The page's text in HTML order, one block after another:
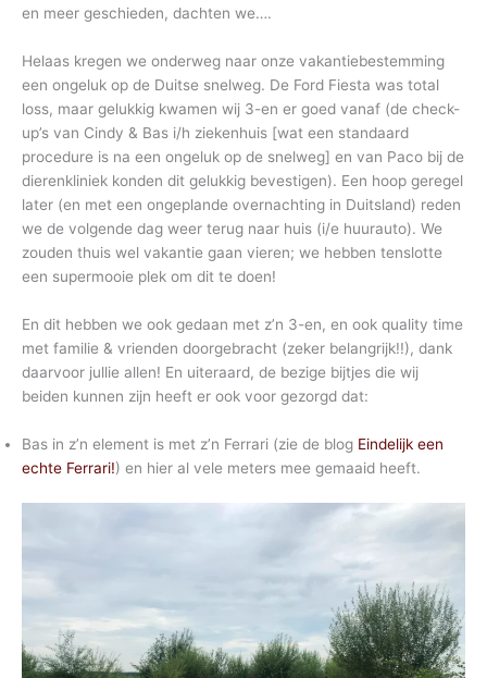
en meer geschieden, dachten we….
Helaas kregen we onderweg naar onze vakantiebestemming
een ongeluk op de Duitse snelweg. De Ford Fiesta was total
loss, maar gelukkig kwamen wij 3-en er goed vanaf (de check-
up’s van Cindy & Bas i/h ziekenhuis [wat een standaard
procedure is na een ongeluk op de snelweg] en van Paco bij de
dierenkliniek konden dit gelukkig bevestigen). Een hoop geregel
later (en met een ongeplande overnachting in Duitsland) reden
we de volgende dag weer terug naar huis (i/e huurauto). We
zouden thuis wel vakantie gaan vieren; we hebben tenslotte
een supermooie plek om dit te doen!
En dit hebben we ook gedaan met z’n 3-en, en ook quality time
met familie & vrienden doorgebracht (zeker belangrijk!!), dank
daarvoor jullie allen! En uiteraard, de bezige bijtjes die wij
beiden kunnen zijn heeft er ook voor gezorgd dat:
Bas in z’n element is met z’n Ferrari (zie de blog Eindelijk een
echte Ferrari!) en hier al vele meters mee gemaaid heeft.